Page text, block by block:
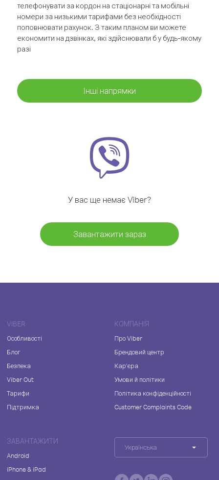
телефонувати за кордон на стаціонарні та мобільні
номери за низькими тарифами без необхідності
поповнювати рахунок. З таким планом ви можете
економити на дзвінках, які здійснювали б у будь-якому
разі
Інші напрямки
У вас ще немає Viber?
Завантажити зараз
VIBER
Особливості
Блог
Безпека
Viber Out
Тарифи
Підтримка
КОМПАНІЯ
Про Viber
Брендовий центр
Кар'єра
Умови й політики
Політика конфіденційності
Customer Complaints Code
ЗАВАНТАЖИТИ
Android
iPhone & iPad
Українська